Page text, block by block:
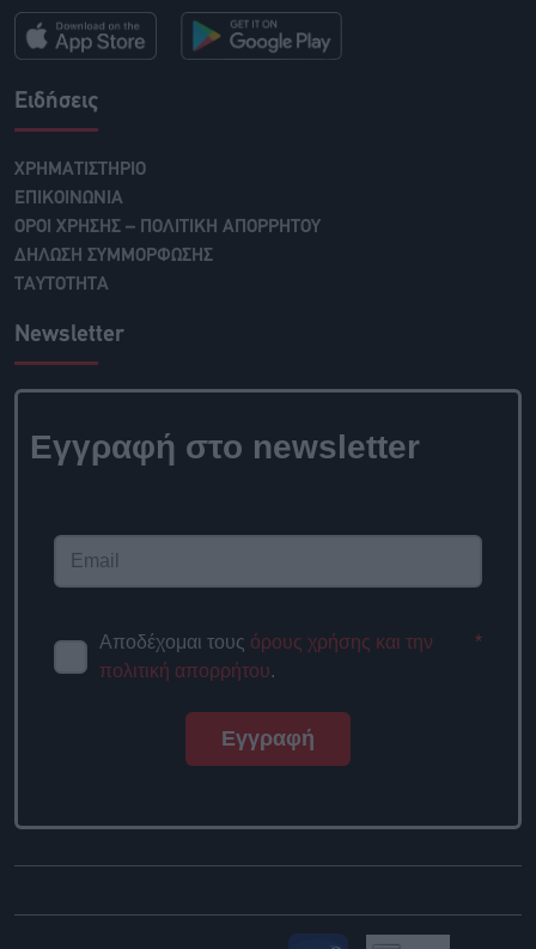
Ειδήσεις
ΧΡΗΜΑΤΙΣΤΗΡΙΟ
ΕΠΙΚΟΙΝΩΝΙΑ
ΟΡΟΙ ΧΡΗΣΗΣ – ΠΟΛΙΤΙΚΗ ΑΠΟΡΡΗΤΟΥ
ΔΗΛΩΣΗ ΣΥΜΜΟΡΦΩΣΗΣ
ΤΑΥΤΟΤΗΤΑ
Newsletter
Εγγραφή στο newsletter
Αποδέχομαι τους όρους χρήσης και την
πολιτική απορρήτου.
*
Εγγραφή